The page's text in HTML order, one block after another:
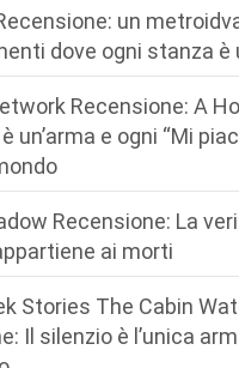
un
dove ogni stanza è
Recensione: A
un’arma e ogni “Mi
Recensione: La
ai morti
Stories The Cabin
Il silenzio è l’unica